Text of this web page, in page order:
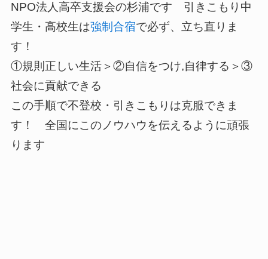
NPO法人高卒支援会の杉浦です 引きこもり中
学生・高校生は強制合宿で必ず、立ち直りま
す！
①規則正しい生活＞②自信をつけ,自律する＞③
社会に貢献できる
この手順で不登校・引きこもりは克服できま
す！ 全国にこのノウハウを伝えるように頑張
ります